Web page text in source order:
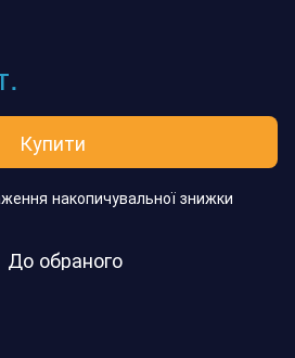
Купити
накопичувальної знижки
До обраного